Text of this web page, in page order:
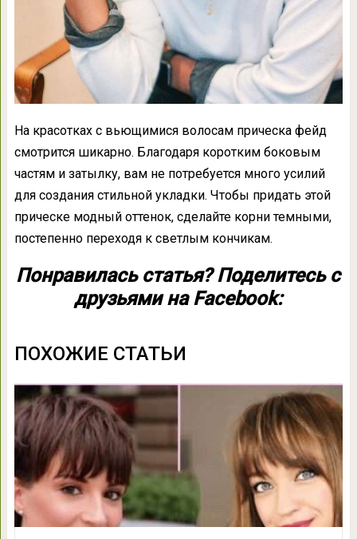
На красотках с вьющимися волосам прическа фейд
смотрится шикарно. Благодаря коротким боковым
частям и затылку, вам не потребуется много усилий
для создания стильной укладки. Чтобы придать этой
прическе модный оттенок, сделайте корни темными,
постепенно переходя к светлым кончикам.
Понравилась статья? Поделитесь с
друзьями на Facebook:
ПОХОЖИЕ СТАТЬИ